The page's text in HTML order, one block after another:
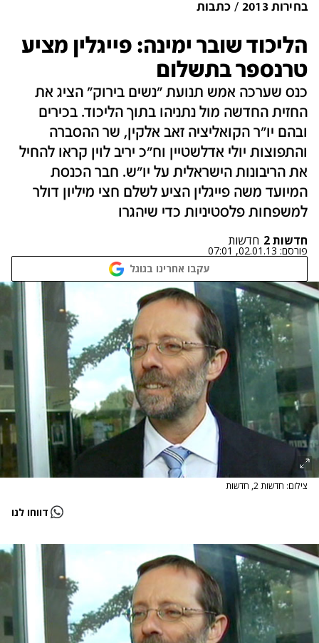
בחירות 2013 כתבות
הליכוד שובר ימינה: פייגלין מציע
טרנספר בתשלום
כנס שערכה אמש תנועת "נשים בירוק" הציג את
החזית החדשה מול נתניהו בתוך הליכוד. בכירים
ובהם יו"ר הקואליציה זאב אלקין, שר ההסברה
והתפוצות יולי אדלשטיין וח"כ יריב לוין קראו להחיל
את הריבונות הישראלית על יו"ש. חבר הכנסת
המיועד משה פייגלין הציע לשלם חצי מיליון דולר
למשפחות פלסטיניות כדי שיהגרו
חדשות 2 חדשות
פורסם: 02.01.13, 07:01
עקבו אחרינו בגוגל
צילום: חדשות 2, חדשות
דווחו לנו